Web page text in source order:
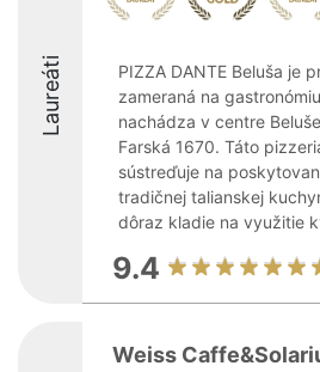
Laureáti
PIZZA DANTE Beluša je
zameraná na
nachádza v centre
Farská 1670. Táto
sústreďuje na
tradičnej talianskej
dôraz kladie na využitie
9.4
Weiss